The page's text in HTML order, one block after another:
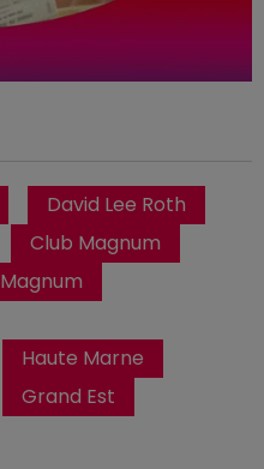
David Lee Roth
Club Magnum
Magnum
Haute Marne
Grand Est